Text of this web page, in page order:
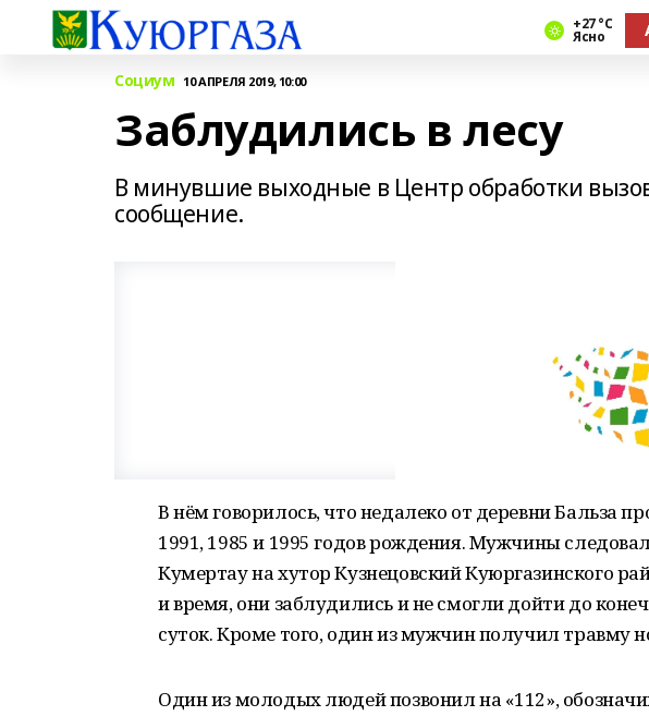
+27 °С
Ясно
Социум 10 АПРЕЛЯ 2019, 10:00
Заблудились в лесу
В минувшие выходные в Центр обработки
сообщение.
В нём говорилось, что недалеко от деревни Бальза
1991, 1985 и 1995 годов рождения. Мужчины
Кумертау на хутор Кузнецовский Куюргазинского
и время, они заблудились и не смогли дойти до
суток. Кроме того, один из мужчин получил травму
Один из молодых людей позвонил на «112»,